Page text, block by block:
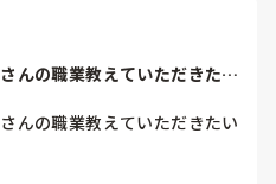
んの職業教えていただきたい
んの職業教えていただきたい